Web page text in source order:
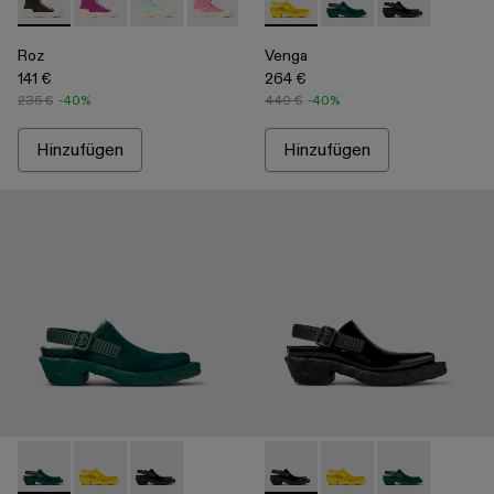
Roz - A700002-001 - Schwarzer Sneaker aus recycelter
Roz - A700002-006
Roz - A700002-005
Roz - A700002-004 - Pink
Roz - A700002-003 - Brown
Roz - A700002-002 -
Roz
141 €
235 € -40%
Hinzufügen
Venga - A500007-003 -
Venga - A500007-
Venga -
Venga
264 €
440 € -40%
Hinzufügen
Venga - A500007-002 - Green
Venga - A500007-003 - Yellow
Venga - A500007-001 - BlackVenga - A500007-001 - Black
Venga - A500007-
Venga -